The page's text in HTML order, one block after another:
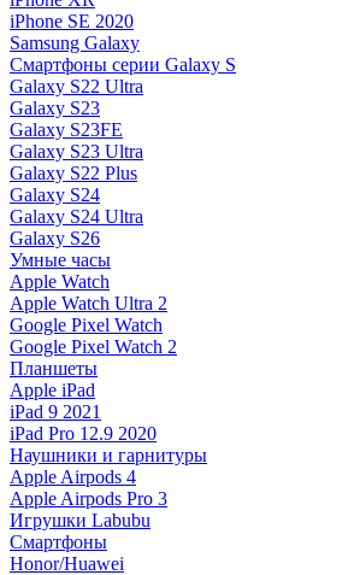
iPhone SE 2020
Samsung Galaxy
Смартфоны серии Galaxy S
Galaxy S22 Ultra
Galaxy S23
Galaxy S23FE
Galaxy S23 Ultra
Galaxy S22 Plus
Galaxy S24
Galaxy S24 Ultra
Galaxy S26
Умные часы
Apple Watch
Apple Watch Ultra 2
Google Pixel Watch
Google Pixel Watch 2
Планшеты
Apple iPad
iPad 9 2021
iPad Pro 12.9 2020
Наушники и гарнитуры
Apple Airpods 4
Apple Airpods Pro 3
Игрушки Labubu
Смартфоны
Honor/Huawei